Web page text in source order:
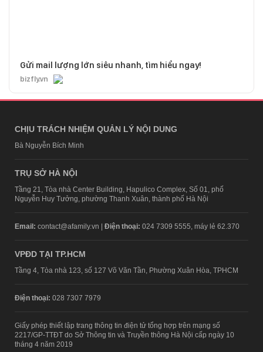
Gửi mail lượng lớn siêu nhanh, tìm hiểu ngay!
bizfly.vn
CHỊU TRÁCH NHIỆM QUẢN LÝ NỘI DUNG
Bà Nguyễn Bích Minh
TRỤ SỞ HÀ NỘI
Tầng 21, Tòa nhà Center Building, Hapulico Complex, Số 01, phố
Nguyễn Huy Tưởng, phường Thanh Xuân, thành phố Hà Nội
Email: contact@afamily.vn | Điện thoại: 024 7309 5555, máy lẻ 62.370
VPĐD TẠI TP.HCM
Tầng 4, Tòa nhà 123, số 127 Võ Văn Tần, Phường Xuân Hòa, TPHCM
Điện thoại: 028 7307 7979
Giấy phép thiết lập trang thông tin điện tử tổng hợp trên mạng số
2217/GP-TTĐT do Sở Thông tin và Truyền thông Hà Nội cấp ngày 10
tháng 4 năm 2019